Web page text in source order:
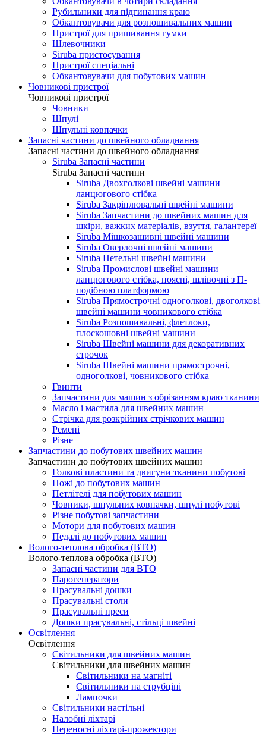
Рубильники для підгинання краю
Обкантовувачи для розпошивальних машин
Пристрої для пришивання гумки
Шлевочники
Siruba пристосування
Пристрої спеціальні
Обкантовувачи для побутових машин
Човникові пристрої
Човникові пристрої
Човники
Шпулі
Шпульні ковпачки
Запасні частини до швейного обладнання
Запасні частини до швейного обладнання
Siruba Запасні частини
Siruba Запасні частини
Siruba Двохголкові швейні машини
ланцюгового стібка
Siruba Закріплювальні швейні машини
Siruba Запчастини до швейних машин для
шкіри, важких матеріалів, взуття, галантереї
Siruba Мішкозашивні швейні машини
Siruba Оверлочні швейні машини
Siruba Петельні швейні машини
Siruba Промислові швейні машини
ланцюгового стібка, поясні, шлівочні з П-
подібною платформою
Siruba Прямострочні одноголкові, двоголкові
швейні машини човникового стібка
Siruba Розпошивальні, флетлоки,
плоскошовні швейні машини
Siruba Швейні машини для декоративних
строчок
Siruba Швейні машини прямострочні,
одноголкові, човникового стібка
Гвинти
Запчастини для машин з обрізанням краю тканини
Масло і мастила для швейних машин
Стрічка для розкрійних стрічкових машин
Ремені
Різне
Запчастини до побутових швейних машин
Запчастини до побутових швейних машин
Голкові пластини та двигуни тканини побутові
Ножі до побутових машин
Петлітелі для побутових машин
Човники, шпульних ковпачки, шпулі побутові
Різне побутові запчастини
Мотори для побутових машин
Педалі до побутових машин
Волого-теплова обробка (ВТО)
Волого-теплова обробка (ВТО)
Запасні частини для ВТО
Парогенератори
Прасувальні дошки
Прасувальні столи
Прасувальні преси
Дошки прасувальні, стільці швейні
Освітлення
Освітлення
Світильники для швейних машин
Світильники для швейних машин
Світильники на магніті
Світильники на струбціні
Лампочки
Світильники настільні
Налобні ліхтарі
Переносні ліхтарі-прожектори